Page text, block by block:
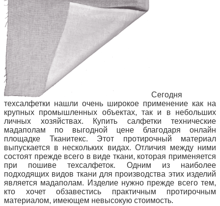
Сегодня
техсалфетки нашли очень широкое применение как на
крупных промышленных объектах, так и в небольших
личных хозяйствах. Купить салфетки технические
мадаполам по выгодной цене благодаря онлайн
площадке Тканитекс. Этот протирочный материал
выпускается в нескольких видах. Отличия между ними
состоят прежде всего в виде ткани, которая применяется
при пошиве техсалфеток. Одним из наиболее
подходящих видов ткани для производства этих изделий
является мадаполам. Изделие нужно прежде всего тем,
кто хочет обзавестись практичным протирочным
материалом, имеющем невысокую стоимость.